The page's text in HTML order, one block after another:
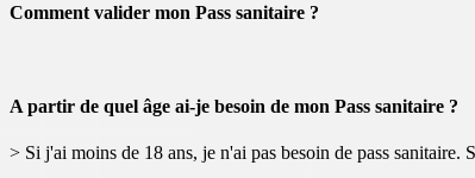
Comment valider mon Pass sanitaire ?
A partir de quel âge ai-je besoin de mon Pass sanitaire ?
> Si j'ai moins de 18 ans, je n'ai pas besoin de pass sanitaire.